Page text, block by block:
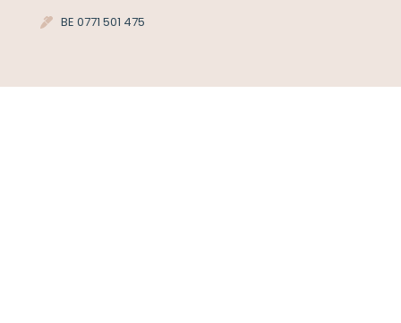
BE 0771 501 475